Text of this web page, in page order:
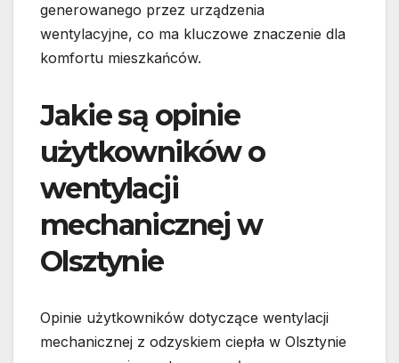
generowanego przez urządzenia
wentylacyjne, co ma kluczowe znaczenie dla
komfortu mieszkańców.
Jakie są opinie
użytkowników o
wentylacji
mechanicznej w
Olsztynie
Opinie użytkowników dotyczące wentylacji
mechanicznej z odzyskiem ciepła w Olsztynie